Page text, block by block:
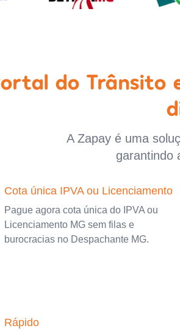
do Trânsito
A Zapay é uma
garantindo
Cota única IPVA ou Licenciamento
Pague agora cota única do IPVA ou
Licenciamento MG sem filas e
burocracias no Despachante MG.
Rápido